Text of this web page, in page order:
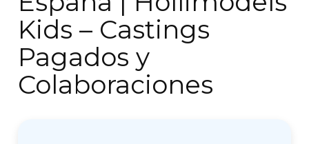
Kids – Castings
Pagados y
Colaboraciones